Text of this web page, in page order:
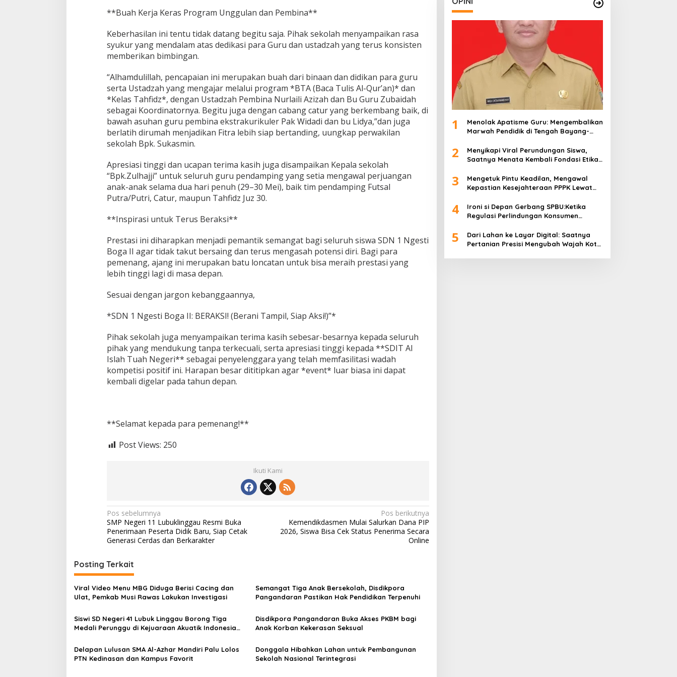
**Buah Kerja Keras Program Unggulan dan Pembina**
Keberhasilan ini tentu tidak datang begitu saja. Pihak sekolah menyampaikan rasa
syukur yang mendalam atas dedikasi para Guru dan ustadzah yang terus konsisten
memberikan bimbingan.
“Alhamdulillah, pencapaian ini merupakan buah dari binaan dan didikan para guru
serta Ustadzah yang mengajar melalui program *BTA (Baca Tulis Al-Qur’an)* dan
*Kelas Tahfidz*, dengan Ustadzah Pembina Nurlaili Azizah dan Bu Guru Zubaidah
sebagai Koordinatornya. Begitu juga dengan cabang catur yang berkembang baik, di
bawah asuhan guru pembina ekstrakurikuler Pak Widadi dan bu Lidya,”dan juga
berlatih dirumah menjadikan Fitra lebih siap bertanding, uungkap perwakilan
sekolah Bpk. Sukasmin.
Apresiasi tinggi dan ucapan terima kasih juga disampaikan Kepala sekolah
“Bpk.Zulhajji” untuk seluruh guru pendamping yang setia mengawal perjuangan
anak-anak selama dua hari penuh (29–30 Mei), baik tim pendamping Futsal
Putra/Putri, Catur, maupun Tahfidz Juz 30.
**Inspirasi untuk Terus Beraksi**
Prestasi ini diharapkan menjadi pemantik semangat bagi seluruh siswa SDN 1 Ngesti
Boga II agar tidak takut bersaing dan terus mengasah potensi diri. Bagi para
pemenang, ajang ini merupakan batu loncatan untuk bisa meraih prestasi yang
lebih tinggi lagi di masa depan.
Sesuai dengan jargon kebanggaannya,
*SDN 1 Ngesti Boga II: BERAKSI! (Berani Tampil, Siap Aksi!)”*
Pihak sekolah juga menyampaikan terima kasih sebesar-besarnya kepada seluruh
pihak yang mendukung tanpa terkecuali, serta apresiasi tinggi kepada **SDIT Al
Islah Tuah Negeri** sebagai penyelenggara yang telah memfasilitasi wadah
kompetisi positif ini. Harapan besar dititipkan agar *event* luar biasa ini dapat
kembali digelar pada tahun depan.
**Selamat kepada para pemenang!**
Post Views: 250
Ikuti Kami
N
a
v
i
g
a
s
i
p
o
s
Pos sebelumnya
SMP Negeri 11 Lubuklinggau Resmi Buka
Penerimaan Peserta Didik Baru, Siap Cetak
Generasi Cerdas dan Berkarakter
Pos berikutnya
Kemendikdasmen Mulai Salurkan Dana PIP
2026, Siswa Bisa Cek Status Penerima Secara
Online
Posting Terkait
Viral Video Menu MBG Diduga Berisi Cacing dan
Ulat, Pemkab Musi Rawas Lakukan Investigasi
Semangat Tiga Anak Bersekolah, Disdikpora
Pangandaran Pastikan Hak Pendidikan Terpenuhi
Siswi SD Negeri 41 Lubuk Linggau Borong Tiga
Medali Perunggu di Kejuaraan Akuatik Indonesia
Disdikpora Pangandaran Buka Akses PKBM bagi
Anak Korban Kekerasan Seksual
Delapan Lulusan SMA Al-Azhar Mandiri Palu Lolos
PTN Kedinasan dan Kampus Favorit
Donggala Hibahkan Lahan untuk Pembangunan
Sekolah Nasional Terintegrasi
1
Menolak Apatisme Guru: Mengembalikan
Marwah Pendidik di Tengah Bayang-
2
Menyikapi Viral Perundungan Siswa,
Saatnya Menata Kembali Fondasi Etika
3
Mengetuk Pintu Keadilan, Mengawal
Kepastian Kesejahteraan PPPK Lewat
4
Ironi si Depan Gerbang SPBU:Ketika
Regulasi Perlindungan Konsumen
5
Dari Lahan ke Layar Digital: Saatnya
Pertanian Presisi Mengubah Wajah Kota